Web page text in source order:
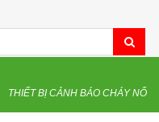
THIẾT BỊ CẢNH BÁO CHÁY NỔ